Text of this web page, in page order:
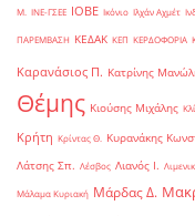
Μ. ΙΝΕ-ΓΣΕΕ ΙΟΒΕ Ικόνιο Ιλχάν Αχμέτ
ΠΑΡΕΜΒΑΣΗ ΚΕΔΑΚ ΚΕΠ ΚΕΡΔΟΦΟΡΙΑ
Καρανάσιος Π. Κατρίνης
Θέμης Κιούσης Μιχάλης
Κρήτη Κρίντας Θ. Κυρανάκης
Λάτσης Σπ. Λέσβος Λιανός Ι.
Μάλαμα Κυριακή Μάρδας Δ.